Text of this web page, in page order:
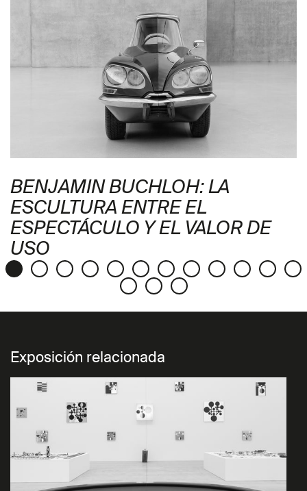
BENJAMIN BUCHLOH: LA
ESCULTURA ENTRE EL
ESPECTÁCULO Y EL VALOR DE
USO
Exposición relacionada